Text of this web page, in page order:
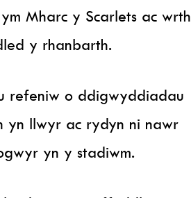
Mharc y Scarlets ac wrth
y rhanbarth.
refeniw o ddigwyddiadau
yn llwyr ac rydyn ni nawr
yn y stadiwm.